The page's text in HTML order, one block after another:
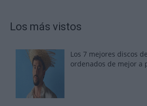
Los más vistos
Los 7 mejores discos
ordenados de mejor a